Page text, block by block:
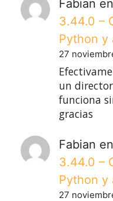
Fabian en
3.44.0 –
Python y
27
un
funciona
gracias
Fabian en
3.44.0 –
Python y
27